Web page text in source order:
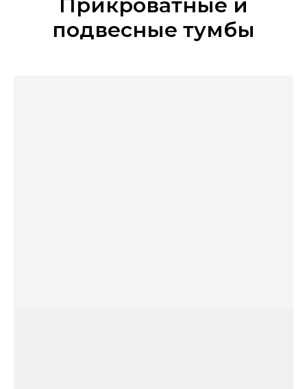
Прикроватные и
подвесные тумбы